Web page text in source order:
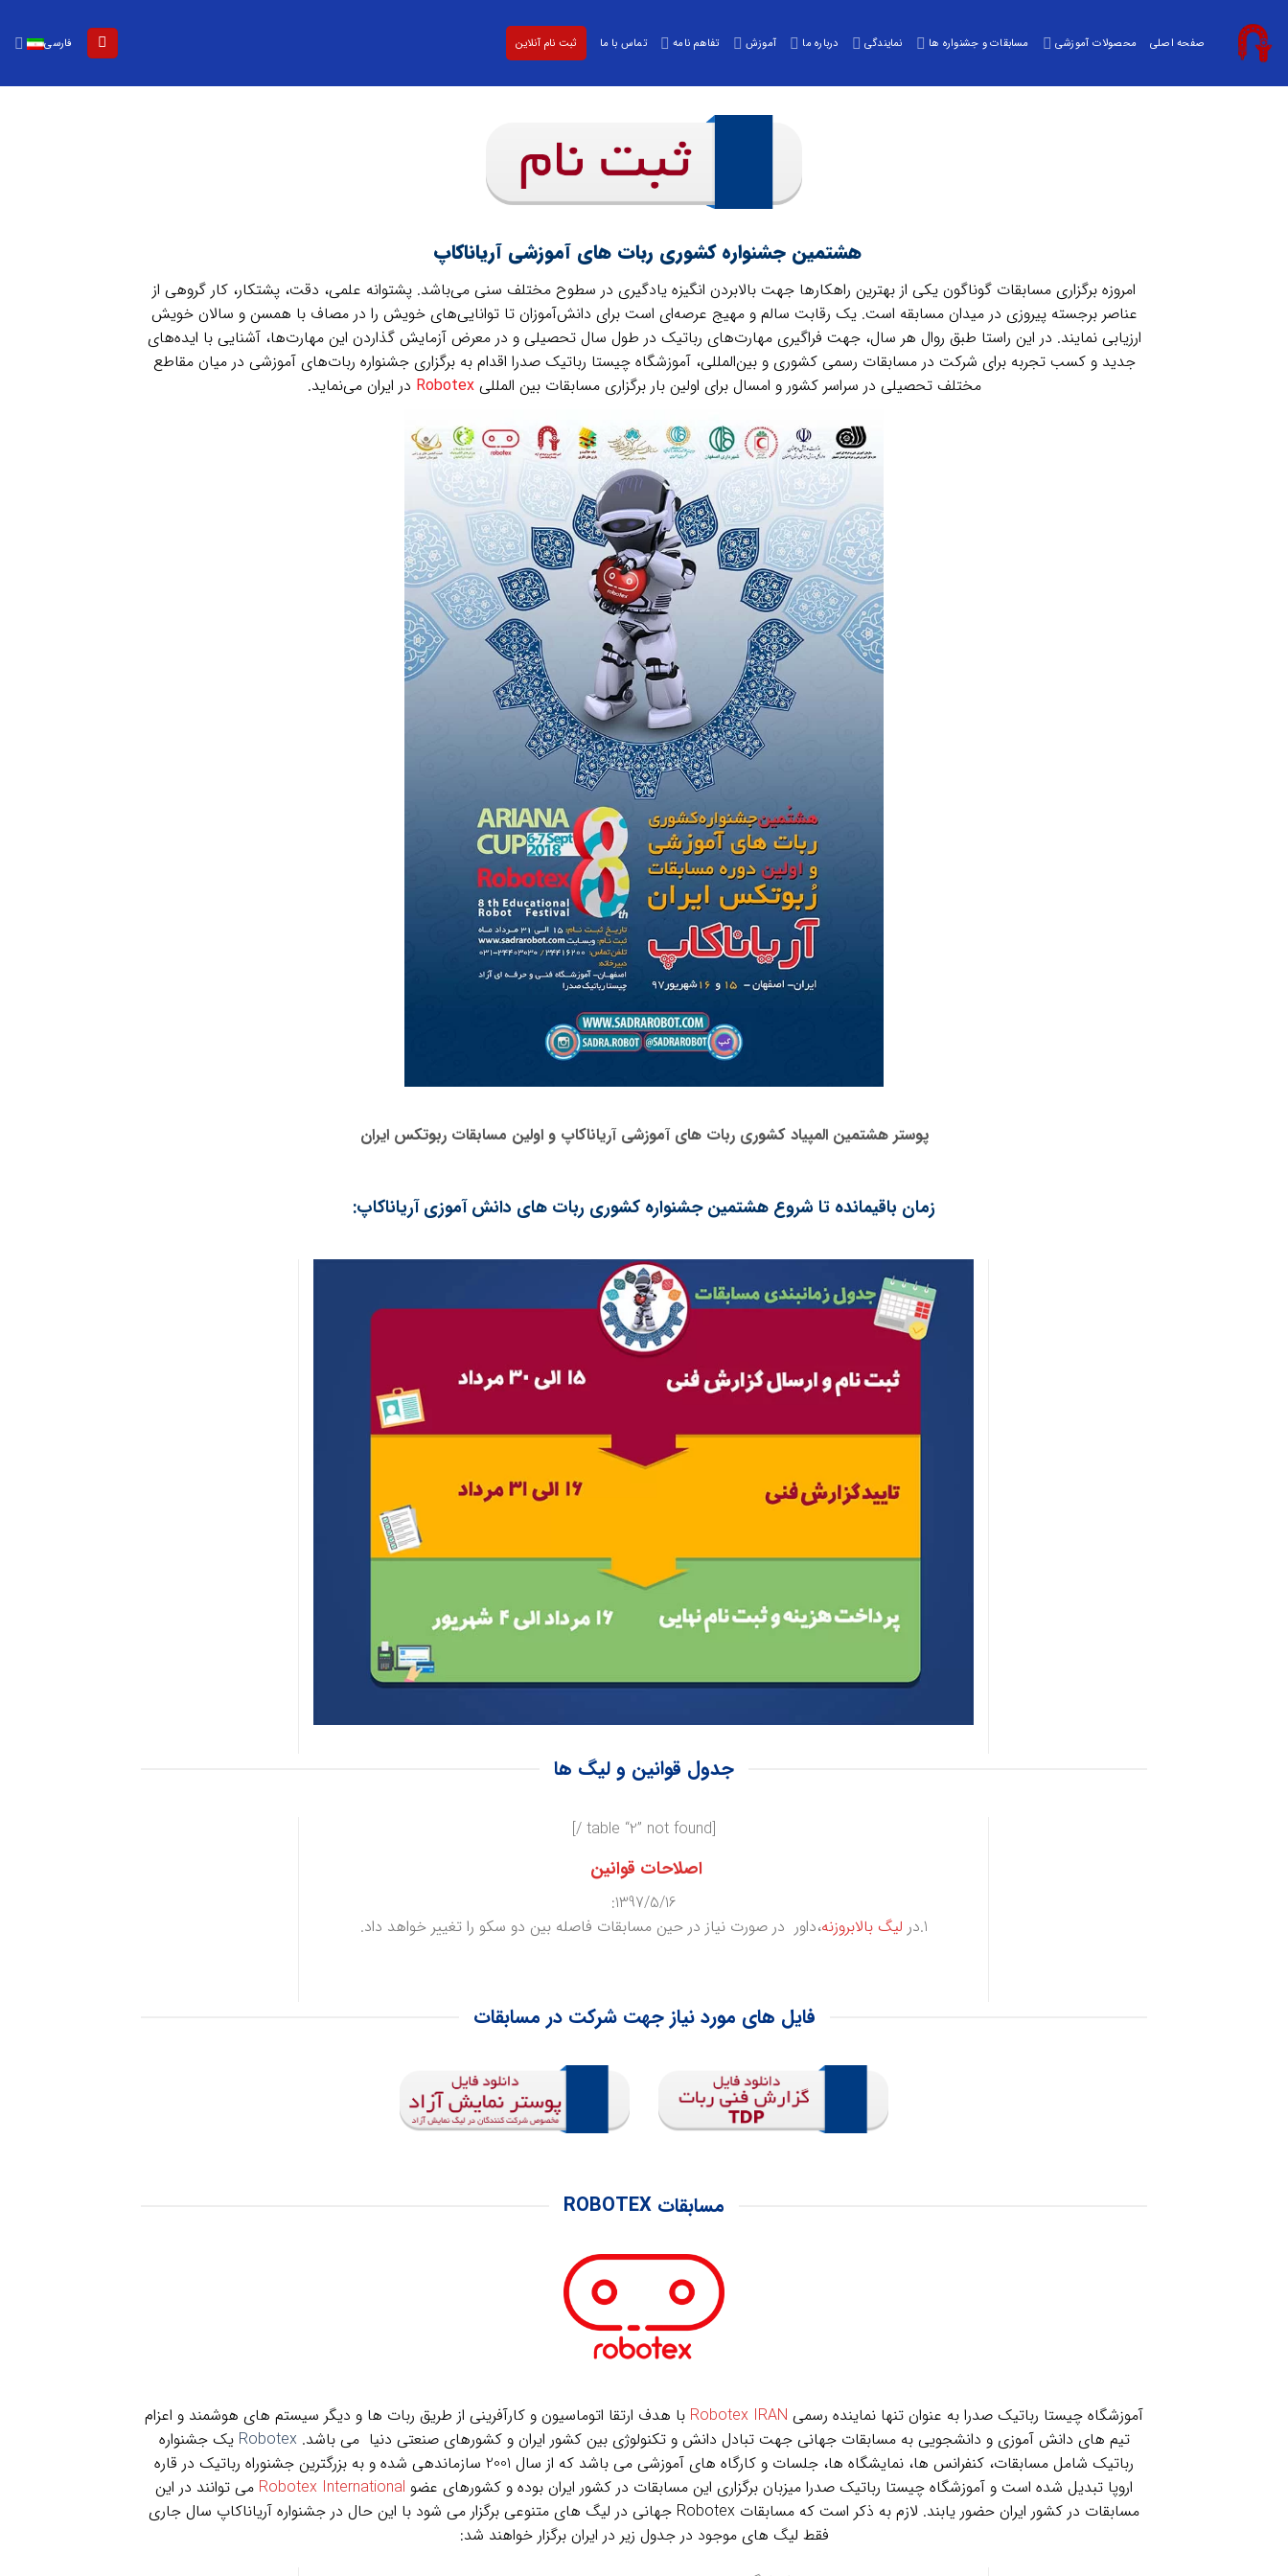
content
صفحه اصلی محصولات آموزشی مسابقات و جشنواره ها نمایندگی درباره ما آموزش تفاهم نامه تماس با ما ثبت نام آنلاین فارسی
هشتمین جشنواره کشوری ربات های آموزشی آریاناکاپ
امروزه برگزاری مسابقات گوناگون یکی از بهترین راهکارها جهت بالابردن انگیزه یادگیری در سطوح مختلف سنی می‌باشد. پشتوانه علمی، دقت، پشتکار، کار گروهی از
عناصر برجسته پیروزی در میدان مسابقه است. یک رقابت سالم و مهیج عرصه‌ای است برای دانش‌آموزان تا توانایی‌های خویش را در مصاف با همسن‌ و ‌سالان خویش
ارزیابی نمایند. در این راستا طبق روال هر سال، جهت فراگیری مهارت‌های رباتیک در طول سال تحصیلی و در معرض آزمایش گذاردن این مهارت‌ها، آشنایی با ایده‌های
جدید و کسب تجربه برای شرکت در مسابقات رسمی کشوری و بین‌المللی، آموزشگاه چیستا رباتیک صدرا اقدام به برگزاری جشنواره ربات‌های آموزشی در میان مقاطع
مختلف تحصیلی در سراسر کشور و امسال برای اولین بار برگزاری مسابقات بین المللیRobotex در ایران می‌نماید.
پوستر هشتمین المپیاد کشوری ربات های آموزشی آریاناکاپ و اولین مسابقات ربوتکس ایران
زمان باقیمانده تا شروع هشتمین جشنواره کشوری ربات های دانش آموزی آریاناکاپ:
جدول قوانین و لیگ ها
[table “2” not found /]
اصلاحات قوانین
1397/5/16:
1.در
لیگ بالابروزنه،داور در صورت نیاز در حین مسابقات فاصله بین دو سکو را تغییر خواهد داد.
فایل های مورد نیاز جهت شرکت در مسابقات
مسابقات ROBOTEX
آموزشگاه چیستا رباتیک صدرا به عنوان تنها نماینده رسمی Robotex IRAN با هدف ارتقا اتوماسیون و کارآفرینی از طریق ربات ها و دیگر سیستم های هوشمند و اعزام
تیم های دانش آموزی و دانشجویی به مسابقات جهانی جهت تبادل دانش و تکنولوژی بین کشور ایران و کشورهای صنعتی دنیا می باشد.Robotex یک جشنواره
رباتیک شامل مسابقات، کنفرانس ها، نمایشگاه ها، جلسات و کارگاه های آموزشی می باشد که از سال 2001 سازماندهی شده و به بزرگترین جشنوراه رباتیک در قاره
اروپا تبدیل شده است و آموزشگاه چیستا رباتیک صدرا میزبان برگزاری این مسابقات در کشور ایران بوده و کشورهای عضو Robotex International می توانند در این
مسابقات در کشور ایران حضور یابند. لازم به ذکر است که مسابقات Robotex جهانی در لیگ های متنوعی برگزار می شود با این حال در جشنواره آریاناکاپ سال جاری
فقط لیگ های موجود در جدول زیر در ایران برگزار خواهند شد: